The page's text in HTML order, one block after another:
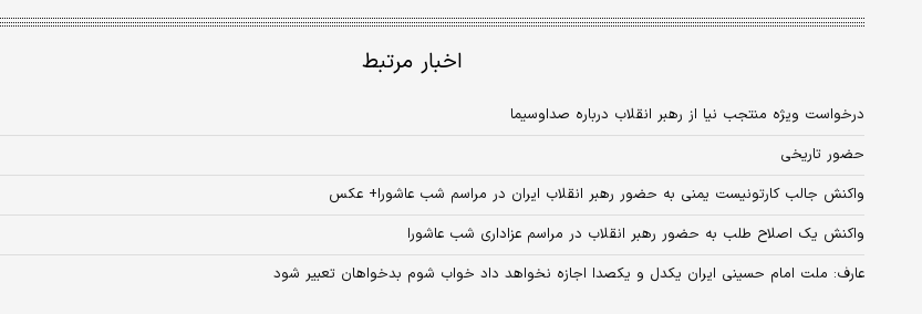
اخبار مرتبط
درخواست ویژه منتجب نیا از رهبر انقلاب درباره صداوسیما
حضور تاریخی
واکنش جالب کارتونیست یمنی به حضور رهبر انقلاب ایران در مراسم شب عاشورا+ عکس
واکنش یک اصلاح طلب به حضور رهبر انقلاب در مراسم عزاداری شب عاشورا
عارف: ملت امام حسینی ایران یکدل و یکصدا اجازه نخواهد داد خواب شوم بدخواهان تعبیر شود